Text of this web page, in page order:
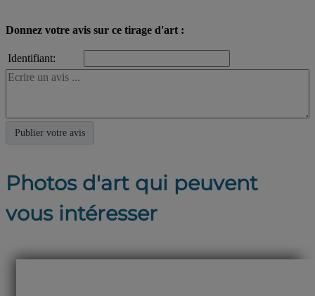
Donnez votre avis sur ce tirage d'art :
Identifiant:
Photos d'art qui peuvent
vous intéresser